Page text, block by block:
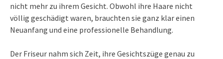
nicht mehr zu ihrem Gesicht. Obwohl ihre Haare nicht
völlig geschädigt waren, brauchten sie ganz klar einen
Neuanfang und eine professionelle Behandlung.
Der Friseur nahm sich Zeit, ihre Gesichtszüge genau zu